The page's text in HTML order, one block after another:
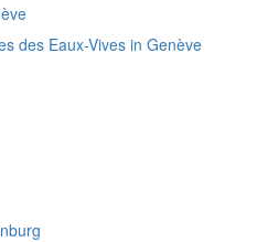
des Eaux-Vives in Genève